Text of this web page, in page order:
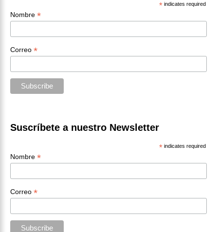
* indicates required
Nombre *
Correo *
Suscríbete a nuestro Newsletter
* indicates required
Nombre *
Correo *